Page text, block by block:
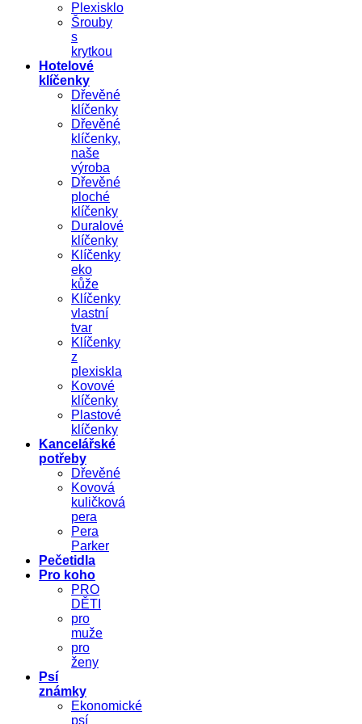
Plexisklo
Šrouby
s
krytkou
Hotelové
klíčenky
Dřevěné
klíčenky
Dřevěné
klíčenky,
naše
výroba
Dřevěné
ploché
klíčenky
Duralové
klíčenky
Klíčenky
eko
kůže
Klíčenky
vlastní
tvar
Klíčenky
z
plexiskla
Kovové
klíčenky
Plastové
klíčenky
Kancelářské
potřeby
Dřevěné
Kovová
kuličková
pera
Pera
Parker
Pečetidla
Pro koho
PRO
DĚTI
pro
muže
pro
ženy
Psí
známky
Ekonomické
psí